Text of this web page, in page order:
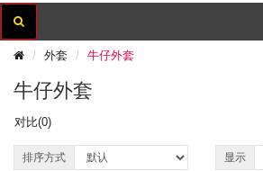
外套 牛仔外套
牛仔外套
对比(0)
排序方式 显示